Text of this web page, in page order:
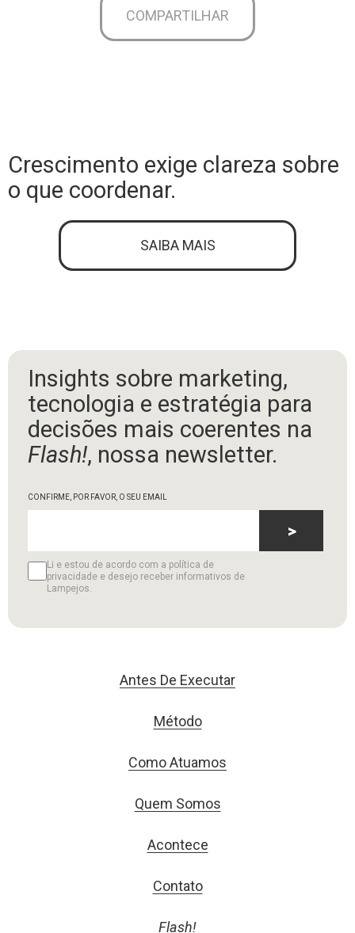
COMPARTILHAR
Crescimento exige clareza sobre
o que coordenar.
SAIBA MAIS
Insights sobre marketing,
tecnologia e estratégia para
decisões mais coerentes na
Flash!, nossa newsletter.
CONFIRME, POR FAVOR, O SEU EMAIL
Li e estou de acordo com a política de
privacidade e desejo receber informativos de
Lampejos.
>
Antes De Executar
Método
Como Atuamos
Quem Somos
Acontece
Contato
Flash!